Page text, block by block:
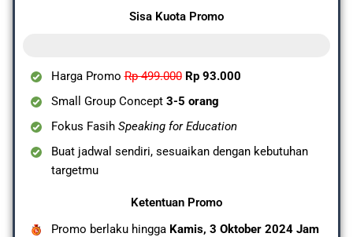
Sisa Kuota Promo
Harga PromoRp 499.000 Rp 93.000
Small Group Concept 3-5 orang
Fokus Fasih Speaking for Education
Buat jadwal sendiri, sesuaikan dengan kebutuhan
targetmu
Ketentuan Promo
Promo berlaku hingga Kamis, 3 Oktober 2024 Jam